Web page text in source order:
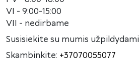
VI - 9:00-15:00
VII - nedirbame
Susisiekite su mumis užpildydami
Skambinkite: +37070055077